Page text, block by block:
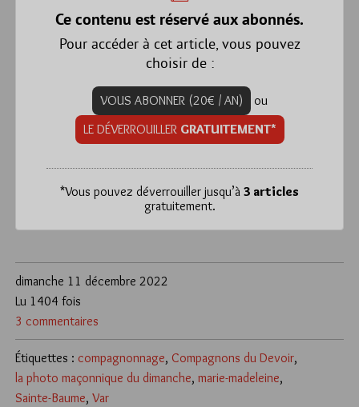
Ce contenu est réservé aux abonnés.
Pour accéder à cet article, vous pouvez
choisir de :
VOUS ABONNER (20€ / AN)
ou
LE DÉVERROUILLER GRATUITEMENT*
*Vous pouvez déverrouiller jusqu’à 3 articles
gratuitement.
dimanche 11 décembre 2022
3 commentaires
Lu 1404 fois
Étiquettes : compagnonnage, Compagnons du Devoir,
la photo maçonnique du dimanche, marie-madeleine,
Sainte-Baume, Var